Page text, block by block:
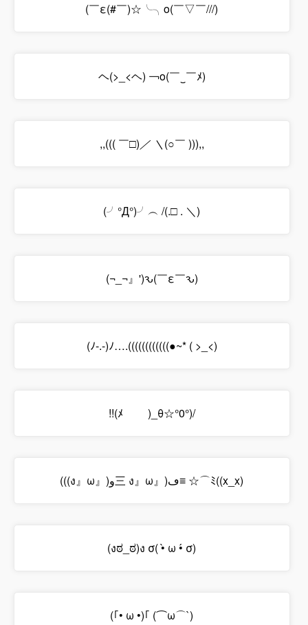
(￣ε(#￣)☆╰╮o(￣▽￣///)
ヘ(>_<ヘ) ￢o(￣‿￣ﾒ)
,,((( ￣□)／ ＼ (○￣ ))),,
(╯°Д°)╯︵ /(.□ . ＼)
(¬_¬』')ԅ(￣ε￣ԅ)
(ﾉ-.-)ﾉ….((((((((((((●~* ( >_<)
!!(ﾒ￣ ￣)_θ☆°0°)/
(((ง』ω』)و三 ง』ω』)ڡ≡ ☆⌒ﾐ((x_x)
(งಠ_ಠ)ง σ( •̀ ω •́ σ)
(｢• ω •)｢ (⌒ω⌒`)